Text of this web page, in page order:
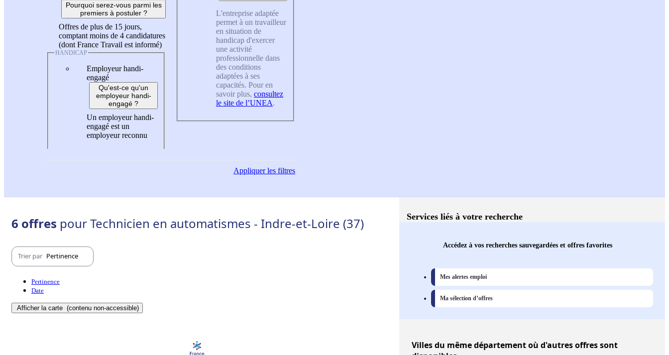
Pourquoi serez-vous parmi les
premiers à postuler ?
Offres de plus de 15 jours,
comptant moins de 4 candidatures
(dont France Travail est informé)
HANDICAP
Employeur handi-
engagé
Qu'est-ce qu'un
employeur handi-
engagé ?
Un employeur handi-
engagé est un
employeur reconnu
L'entreprise adaptée
permet à un travailleur
en situation de
handicap d'exercer
une activité
professionnelle dans
des conditions
adaptées à ses
capacités. Pour en
savoir plus, consultez
le site de l’UNEA.
Appliquerles filtres
6 offres pour Technicien en automatismes - Indre-et-Loire (37)
Trier par Pertinence
Pertinence
Date
Afficher la carte (contenu non-accessible)
Services liés à votre recherche
Accédez à vos recherches sauvegardées et offres favorites
Mes alertes emploi
Ma sélection d’offres
Villesdu même département où d'autres offres sont